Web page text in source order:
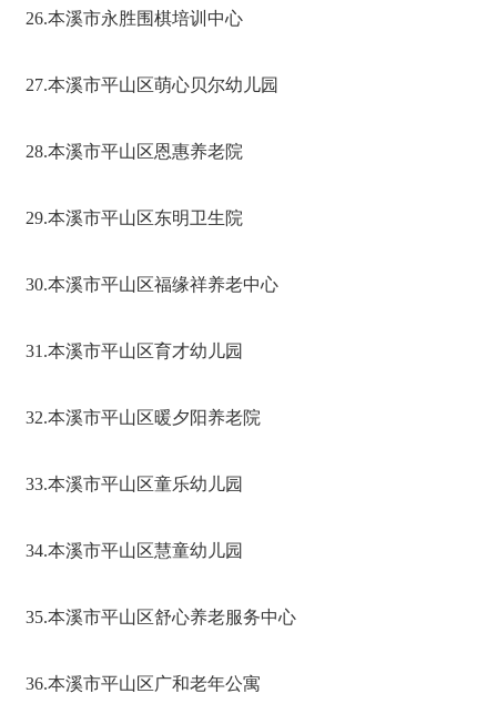
26.本溪市永胜围棋培训中心
27.本溪市平山区萌心贝尔幼儿园
28.本溪市平山区恩惠养老院
29.本溪市平山区东明卫生院
30.本溪市平山区福缘祥养老中心
31.本溪市平山区育才幼儿园
32.本溪市平山区暖夕阳养老院
33.本溪市平山区童乐幼儿园
34.本溪市平山区慧童幼儿园
35.本溪市平山区舒心养老服务中心
36.本溪市平山区广和老年公寓